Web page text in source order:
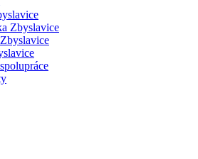
Zbyslavice